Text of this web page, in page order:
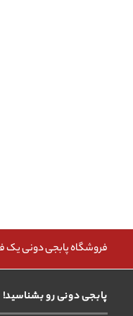
فروشگاه پابجی دونی یک
پابجی دونی رو بشناسید!